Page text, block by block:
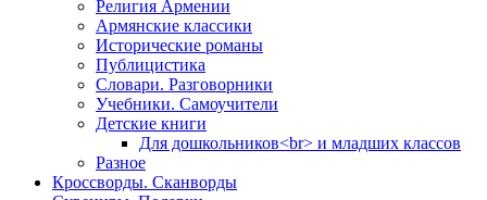
Религия Армении
Армянские классики
Исторические романы
Публицистика
Словари. Разговорники
Учебники. Самоучители
Детские книги
Для дошкольников<br> и младших классов
Разное
Кроссворды. Сканворды